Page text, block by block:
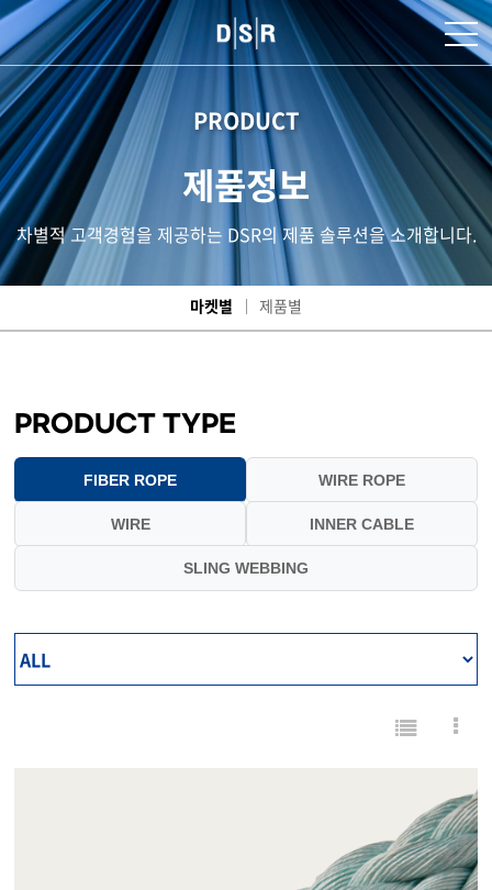
PRODUCT
제품정보
차별적 고객경험을 제공하는 DSR의 제품 솔루션을 소개합니다.
마켓별 제품별
PRODUCT TYPE
FIBER ROPE WIRE ROPE
WIRE INNER CABLE
SLING WEBBING